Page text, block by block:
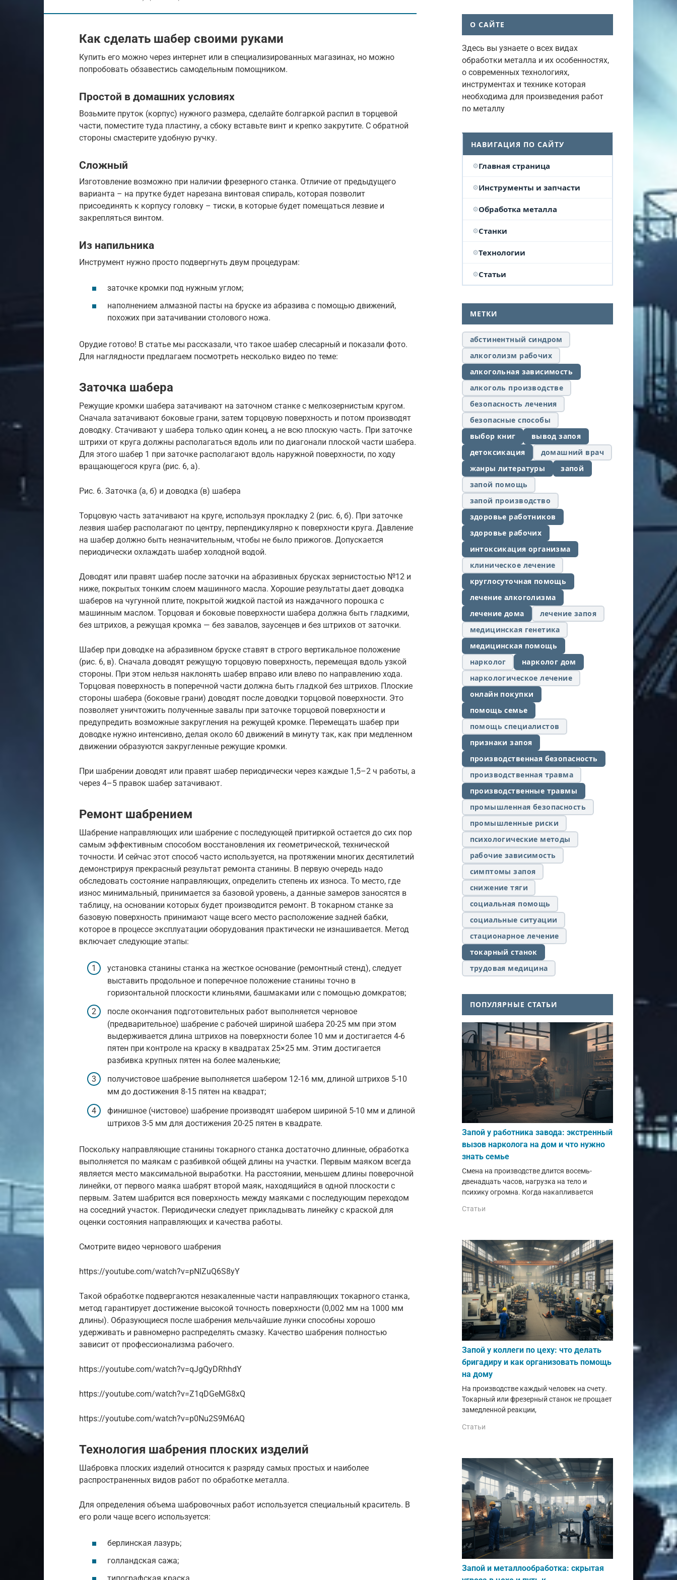
Как сделать шабер своими руками
Купить его можно через интернет или в специализированных магазинах, но можно
попробовать обзавестись самодельным помощником.
Простой в домашних условиях
Возьмите пруток (корпус) нужного размера, сделайте болгаркой распил в торцевой
части, поместите туда пластину, а сбоку вставьте винт и крепко закрутите. С обратной
стороны смастерите удобную ручку.
Сложный
Изготовление возможно при наличии фрезерного станка. Отличие от предыдущего
варианта – на прутке будет нарезана винтовая спираль, которая позволит
присоединять к корпусу головку – тиски, в которые будет помещаться лезвие и
закрепляться винтом.
Из напильника
Инструмент нужно просто подвергнуть двум процедурам:
заточке кромки под нужным углом;
наполнением алмазной пасты на бруске из абразива с помощью движений,
похожих при затачивании столового ножа.
Орудие готово! В статье мы рассказали, что такое шабер слесарный и показали фото.
Для наглядности предлагаем посмотреть несколько видео по теме:
Заточка шабера
Режущие кромки шабера затачивают на заточном станке с мелкозернистым кругом.
Сначала затачивают боковые грани, затем торцовую поверхность и потом производят
доводку. Стачивают у шабера только один конец, а не всю плоскую часть. При заточке
штрихи от круга должны располагаться вдоль или по диагонали плоской части шабера.
Для этого шабер 1 при заточке располагают вдоль наружной поверхности, по ходу
вращающегося круга (рис. 6, а).
Рис. 6. Заточка (а, б) и доводка (в) шабера
Торцовую часть затачивают на круге, используя прокладку 2 (рис. 6, б). При заточке
лезвия шабер располагают по центру, перпендикулярно к поверхности круга. Давление
на шабер должно быть незначительным, чтобы не было прижогов. Допускается
периодически охлаждать шабер холодной водой.
Доводят или правят шабер после заточки на абразивных брусках зернистостью №12 и
ниже, покрытых тонким слоем машинного масла. Хорошие результаты дает доводка
шаберов на чугунной плите, покрытой жидкой пастой из наждачного порошка с
машинным маслом. Торцовая и боковые поверхности шабера должна быть гладкими,
без штрихов, а режущая кромка — без завалов, заусенцев и без штрихов от заточки.
Шабер при доводке на абразивном бруске ставят в строго вертикальное положение
(рис. 6, в). Сначала доводят режущую торцовую поверхность, перемещая вдоль узкой
стороны. При этом нельзя наклонять шабер вправо или влево по направлению хода.
Торцовая поверхность в поперечной части должна быть гладкой без штрихов. Плоские
стороны шабера (боковые грани) доводят после доводки торцовой поверхности. Это
позволяет уничтожить полученные завалы при заточке торцовой поверхности и
предупредить возможные закругления на режущей кромке. Перемещать шабер при
доводке нужно интенсивно, делая около 60 движений в минуту так, как при медленном
движении образуются закругленные режущие кромки.
При шабрении доводят или правят шабер периодически через каждые 1,5–2 ч работы, а
через 4–5 правок шабер затачивают.
Ремонт шабрением
Шабрение направляющих или шабрение с последующей притиркой остается до сих пор
самым эффективным способом восстановления их геометрической, технической
точности. И сейчас этот способ часто используется, на протяжении многих десятилетий
демонстрируя прекрасный результат ремонта станины. В первую очередь надо
обследовать состояние направляющих, определить степень их износа. То место, где
износ минимальный, принимается за базовой уровень, а данные замеров заносятся в
таблицу, на основании которых будет производится ремонт. В токарном станке за
базовую поверхность принимают чаще всего место расположение задней бабки,
которое в процессе эксплуатации оборудования практически не изнашивается. Метод
включает следующие этапы:
установка станины станка на жесткое основание (ремонтный стенд), следует
выставить продольное и поперечное положение станины точно в
горизонтальной плоскости клиньями, башмаками или с помощью домкратов;
после окончания подготовительных работ выполняется черновое
(предварительное) шабрение с рабочей шириной шабера 20-25 мм при этом
выдерживается длина штрихов на поверхности более 10 мм и достигается 4-6
пятен при контроле на краску в квадратах 25×25 мм. Этим достигается
разбивка крупных пятен на более маленькие;
получистовое шабрение выполняется шабером 12-16 мм, длиной штрихов 5-10
мм до достижения 8-15 пятен на квадрат;
финишное (чистовое) шабрение производят шабером шириной 5-10 мм и длиной
штрихов 3-5 мм для достижения 20-25 пятен в квадрате.
Поскольку направляющие станины токарного станка достаточно длинные, обработка
выполняется по маякам с разбивкой общей длины на участки. Первым маяком всегда
является место максимальной выработки. На расстоянии, меньшем длины поверочной
линейки, от первого маяка шабрят второй маяк, находящийся в одной плоскости с
первым. Затем шабрится вся поверхность между маяками с последующим переходом
на соседний участок. Периодически следует прикладывать линейку с краской для
оценки состояния направляющих и качества работы.
Смотрите видео чернового шабрения
https://youtube.com/watch?v=pNlZuQ6S8yY
Такой обработке подвергаются незакаленные части направляющих токарного станка,
метод гарантирует достижение высокой точность поверхности (0,002 мм на 1000 мм
длины). Образующиеся после шабрения мельчайшие лунки способны хорошо
удерживать и равномерно распределять смазку. Качество шабрения полностью
зависит от профессионализма рабочего.
https://youtube.com/watch?v=qJgQyDRhhdY
https://youtube.com/watch?v=Z1qDGeMG8xQ
https://youtube.com/watch?v=p0Nu2S9M6AQ
Технология шабрения плоских изделий
Шабровка плоских изделий относится к разряду самых простых и наиболее
распространенных видов работ по обработке металла.
Для определения объема шабровочных работ используется специальный краситель. В
его роли чаще всего используется:
берлинская лазурь;
голландская сажа;
О САЙТЕ
Здесь вы узнаете о всех видах
обработки металла и их особенностях,
о современных технологиях,
инструментах и технике которая
необходима для произведения работ
по металлу
НАВИГАЦИЯ ПО САЙТУ
Главная страница
Инструменты и запчасти
Обработка металла
Станки
Технологии
Статьи
МЕТКИ
абстинентный синдром
алкоголизм рабочих
алкогольная зависимость
алкоголь производстве
безопасность лечения
безопасные способы
выбор книг
вывод запоя
детоксикация
домашний врач
жанры литературы
запой
запой помощь
запой производство
здоровье работников
здоровье рабочих
интоксикация организма
клиническое лечение
круглосуточная помощь
лечение алкоголизма
лечение дома
лечение запоя
медицинская генетика
медицинская помощь
нарколог
нарколог дом
наркологическое лечение
онлайн покупки
помощь семье
помощь специалистов
признаки запоя
производственная безопасность
производственная травма
производственные травмы
промышленная безопасность
промышленные риски
психологические методы
рабочие зависимость
симптомы запоя
снижение тяги
социальная помощь
социальные ситуации
стационарное лечение
токарный станок
трудовая медицина
ПОПУЛЯРНЫЕ СТАТЬИ
Запой у работника завода: экстренный
вызов нарколога на дом и что нужно
знать семье
Смена на производстве длится восемь-
двенадцать часов, нагрузка на тело и
психику огромна. Когда накапливается
Статьи
Запой у коллеги по цеху: что делать
бригадиру и как организовать помощь
на дому
На производстве каждый человек на счету.
Токарный или фрезерный станок не прощает
замедленной реакции,
Статьи
Запой и металлообработка: скрытая